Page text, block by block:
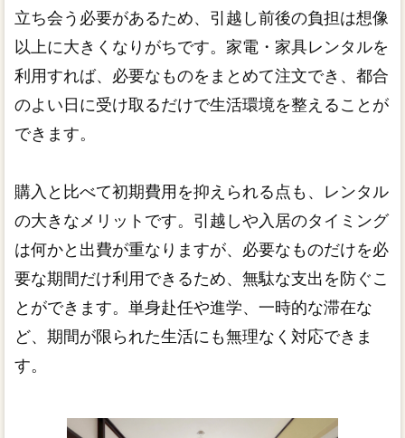
立ち会う必要があるため、引越し前後の負担は想像
以上に大きくなりがちです。家電・家具レンタルを
利用すれば、必要なものをまとめて注文でき、都合
のよい日に受け取るだけで生活環境を整えることが
できます。
購入と比べて初期費用を抑えられる点も、レンタル
の大きなメリットです。引越しや入居のタイミング
は何かと出費が重なりますが、必要なものだけを必
要な期間だけ利用できるため、無駄な支出を防ぐこ
とができます。単身赴任や進学、一時的な滞在な
ど、期間が限られた生活にも無理なく対応できま
す。